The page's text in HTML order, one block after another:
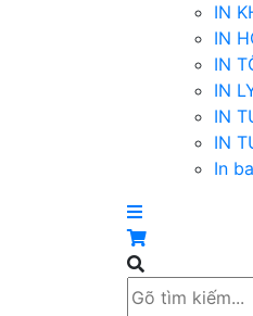
IN
IN
IN
IN
IN
IN
In